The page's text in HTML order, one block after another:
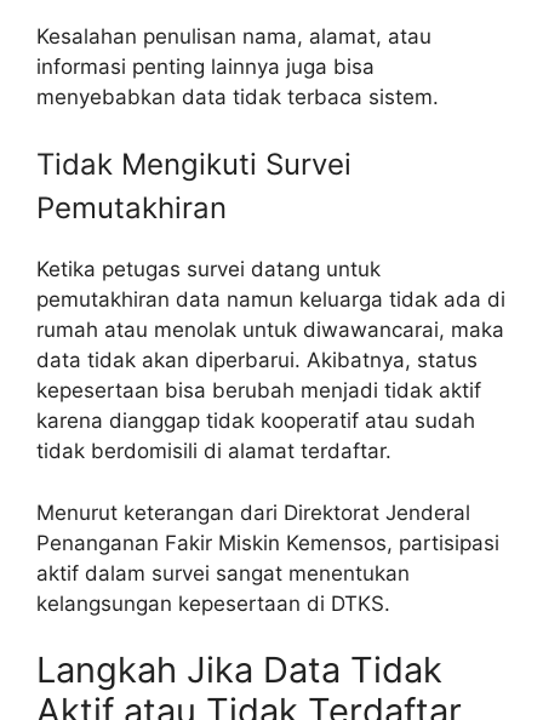
Kesalahan penulisan nama, alamat, atau
informasi penting lainnya juga bisa
menyebabkan data tidak terbaca sistem.
Tidak Mengikuti Survei
Pemutakhiran
Ketika petugas survei datang untuk
pemutakhiran data namun keluarga tidak ada di
rumah atau menolak untuk diwawancarai, maka
data tidak akan diperbarui. Akibatnya, status
kepesertaan bisa berubah menjadi tidak aktif
karena dianggap tidak kooperatif atau sudah
tidak berdomisili di alamat terdaftar.
Menurut keterangan dari Direktorat Jenderal
Penanganan Fakir Miskin Kemensos, partisipasi
aktif dalam survei sangat menentukan
kelangsungan kepesertaan di DTKS.
Langkah Jika Data Tidak
Aktif atau Tidak Terdaftar